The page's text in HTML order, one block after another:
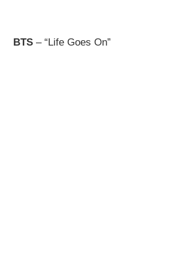
BTS – “Life Goes On”